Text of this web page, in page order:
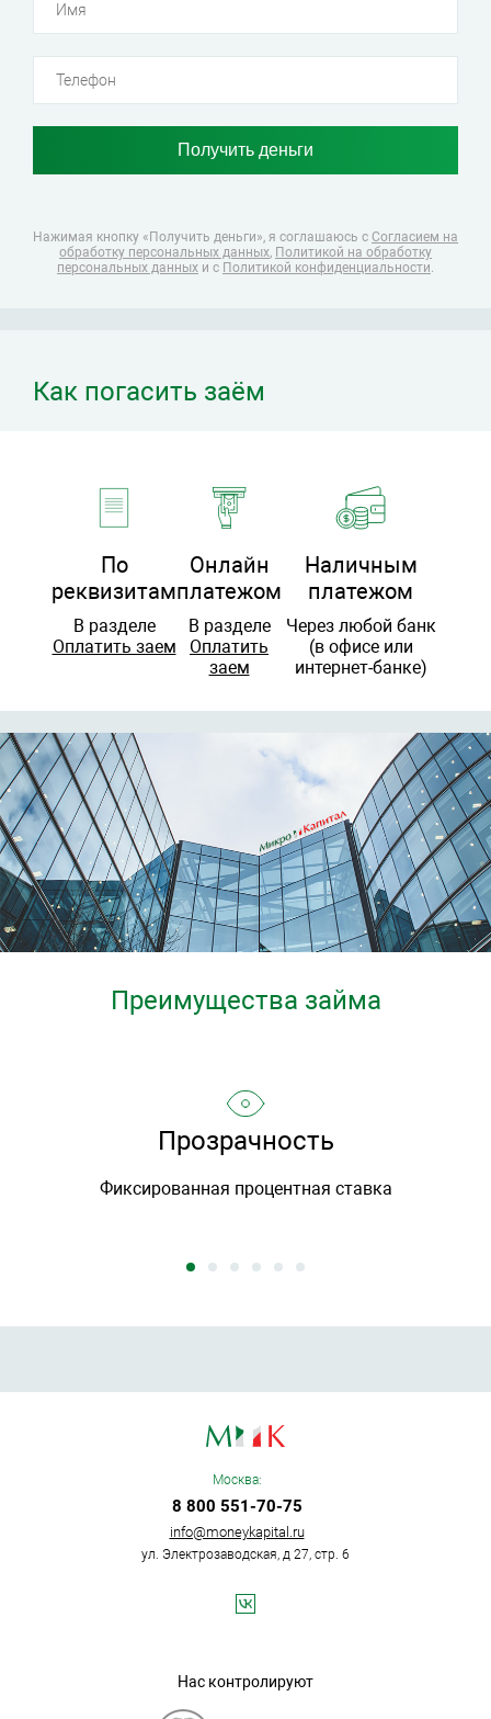
Нажимая кнопку «Получить деньги», я соглашаюсь с Согласием на
обработку персональных данных, Политикой на обработку
персональных данных и с Политикой конфиденциальности.
Как погасить заём
По
реквизитам
В разделе
Оплатить заем
Онлайн
платежом
В разделе
Оплатить
заем
Наличным
платежом
Через любой банк
(в офисе или
интернет-банке)
Преимущества займа
Прозрачность
Фиксированная процентная ставка
Москва:
8 800 551-70-75
info@moneykapital.ru
ул. Электрозаводская, д 27, стр. 6
Нас контролируют